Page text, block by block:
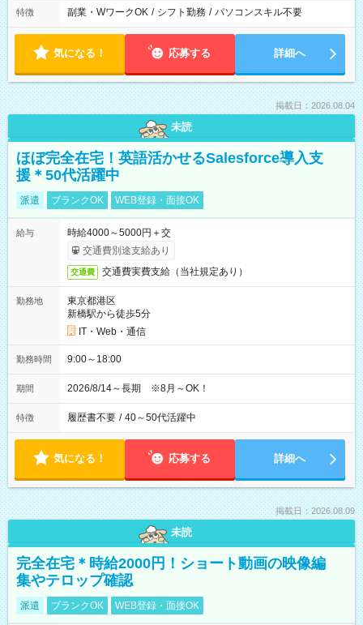
特徴 副業・WワークOK / シフト勤務 / パソコンスキル不要
気になる！ 応募する 詳細へ
掲載日：2026.08.04
未読
ほぼ完全在宅！英語活かせるSalesforce導入支
援＊50代活躍中
派遣 ブランクOK WEB登録・面接OK
給与
時給4000～5000円＋交
交通費別途支給あり
交通費 交通費実費支給（当社規定あり）
勤務地
東京都港区
新橋駅から徒歩5分
IT・Web・通信
勤務時間 9:00～18:00
期間 2026/8/14～長期 ※8月～OK！
特徴 履歴書不要 / 40～50代活躍中
気になる！ 応募する 詳細へ
掲載日：2026.08.09
未読
完全在宅＊時給2000円！ショート動画の映像編
集やテロップ確認
派遣 ブランクOK WEB登録・面接OK